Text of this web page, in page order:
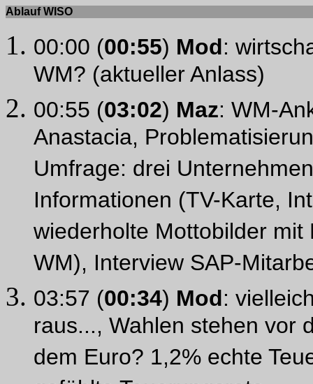
Ablauf WISO
00:00 (00:55) Mod:
WM? (aktueller Anlass)
00:55 (03:02) Maz: WM-
Anastacia,
Umfrage: drei
Informationen (TV-Karte,
wiederholte Mottobilder
WM), Interview SAP-
03:57 (00:34) Mod:
raus..., Wahlen stehen vor
dem Euro? 1,2% echte